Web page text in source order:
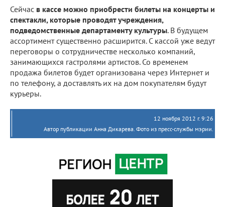
Сейчас в кассе можно приобрести билеты на концерты и
спектакли, которые проводят учреждения,
подведомственные департаменту культуры. В будущем
ассортимент существенно расширится. С кассой уже ведут
переговоры о сотрудничестве несколько компаний,
занимающихся гастролями артистов. Со временем
продажа билетов будет организована через Интернет и
по телефону, а доставлять их на дом покупателям будут
курьеры.
12 ноября 2012 г. 9:26
Автор публикации Анна Дикарева. Фото из пресс-службы мэрии.